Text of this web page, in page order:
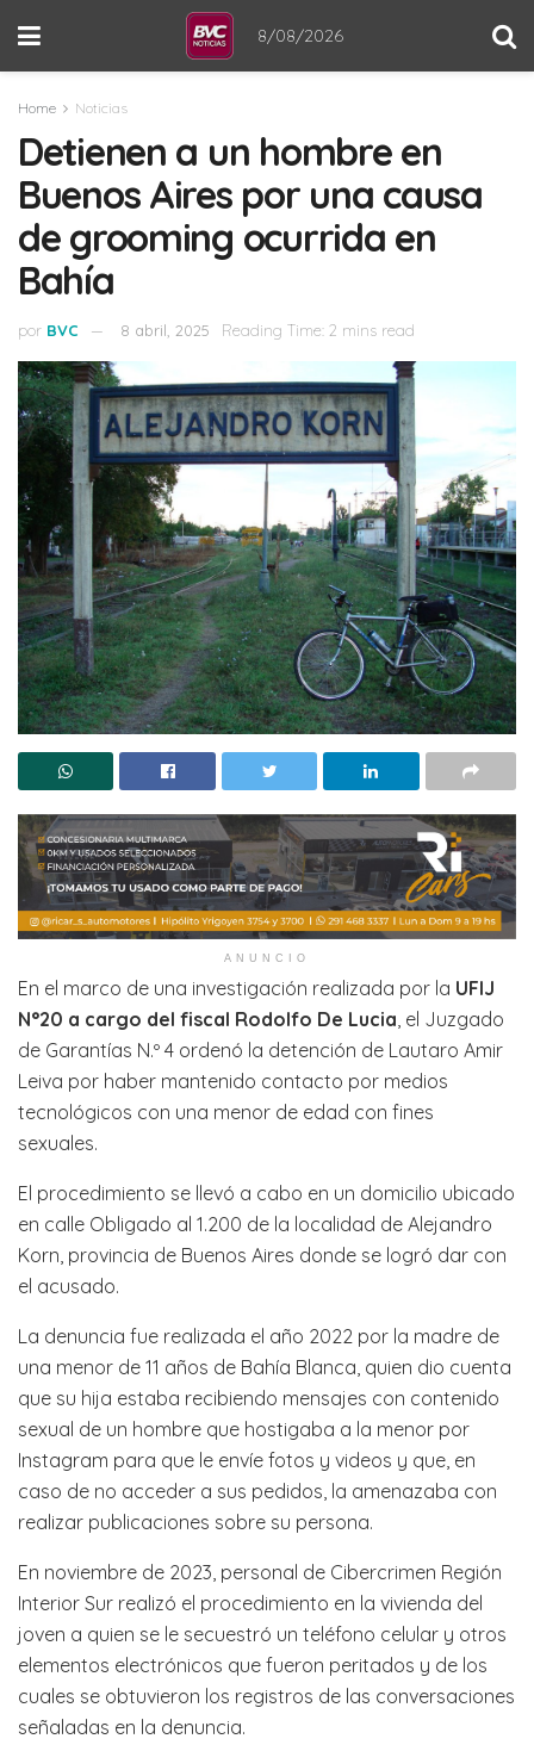
8/08/2026
Home Noticias
Detienen a un hombre en
Buenos Aires por una causa
de grooming ocurrida en
Bahía
por BVC 8 abril, 2025 Reading Time: 2 mins read
ANUNCIO
En el marco de una investigación realizada por la UFIJ
N°20 a cargo del fiscal Rodolfo De Lucia, el Juzgado
de Garantías N.º 4 ordenó la detención de Lautaro Amir
Leiva por haber mantenido contacto por medios
tecnológicos con una menor de edad con fines
sexuales.
El procedimiento se llevó a cabo en un domicilio ubicado
en calle Obligado al 1.200 de la localidad de Alejandro
Korn, provincia de Buenos Aires donde se logró dar con
el acusado.
La denuncia fue realizada el año 2022 por la madre de
una menor de 11 años de Bahía Blanca, quien dio cuenta
que su hija estaba recibiendo mensajes con contenido
sexual de un hombre que hostigaba a la menor por
Instagram para que le envíe fotos y videos y que, en
caso de no acceder a sus pedidos, la amenazaba con
realizar publicaciones sobre su persona.
En noviembre de 2023, personal de Cibercrimen Región
Interior Sur realizó el procedimiento en la vivienda del
joven a quien se le secuestró un teléfono celular y otros
elementos electrónicos que fueron peritados y de los
cuales se obtuvieron los registros de las conversaciones
señaladas en la denuncia.